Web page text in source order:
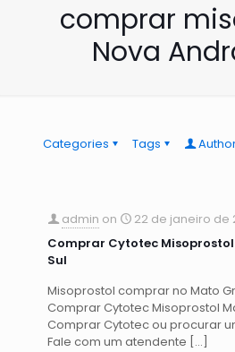
comprar
Nova
Categories Tags
admin on
22 de janeiro de
Comprar Cytotec
Sul
Misoprostol comprar no Mato
Comprar Cytotec Misoprostol
Comprar Cytotec ou procurar
Fale com um atendente […]